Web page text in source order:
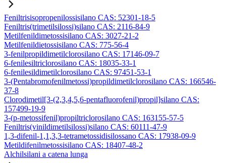
Feniltrisisopropenilossisilano CAS: 52301-18-5
Feniltris(trimetilsilossi)silano CAS: 2116-84-9
Metilfenildimetossisilano CAS: 3027-21-2
Metilfenildietossisilano CAS: 775-56-4
3-fenilpropildimetilclorosilano CAS: 17146-09-7
6-fenilesiltriclorosilano CAS: 18035-33-1
6-fenilesildimetilclorosilano CAS: 97451-53-1
3-(Pentabromofenilmetossi)propildimetilclorosilano CAS: 166546-
37-8
Clorodimetil[3-(2,3,4,5,6-pentafluorofenil)propil]silano CAS:
157499-19-9
3-(p-metossifenil)propiltriclorosilano CAS: 163155-57-5
Feniltris(vinildimetilsilossi)silano CAS: 60111-47-9
1,3-difenil-1,1,3,3-tetrametossidisilossano CAS: 17938-09-9
Metildifenilmetossisilano CAS: 18407-48-2
Alchilsilani a catena lunga